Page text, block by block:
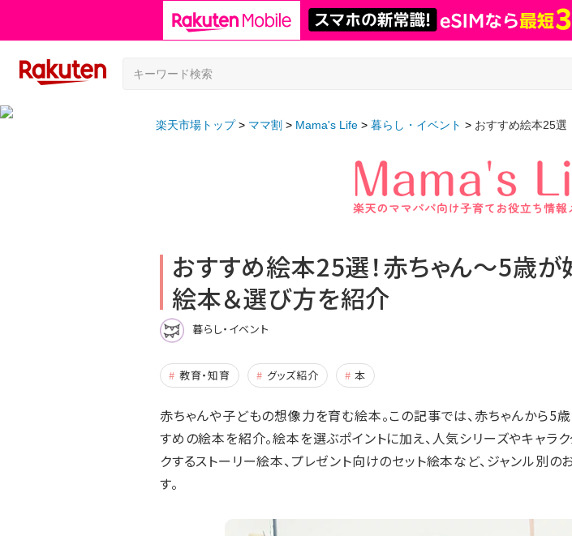
楽天市場トップ ママ割 Mama's Life 暮らし・イベント おすすめ絵本25選
おすすめ絵本25選！赤ちゃん～5歳が
絵本＆選び方を紹介
暮らし・イベント
教育・知育 グッズ紹介 本
赤ちゃんや子どもの想像力を育む絵本。この記事では、赤ちゃんから5
すめの絵本を紹介。絵本を選ぶポイントに加え、人気シリーズやキャラ
クするストーリー絵本、プレゼント向けのセット絵本など、ジャンル別の
す。